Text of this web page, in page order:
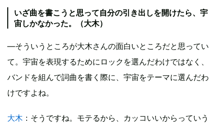
いざ曲を書こうと思って自分の引き出しを開けたら、宇
宙しかなかった。（大木）
—そういうところが大木さんの面白いところだと思ってい
て。宇宙を表現するためにロックを選んだわけではなく、
バンドを組んで詞曲を書く際に、宇宙をテーマに選んだわ
けですよね。
大木 ：そうですね。モテるから、カッコいいからっていう